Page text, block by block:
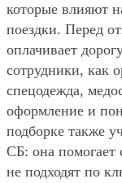
которые влияют
поездки. Перед
оплачивает
сотрудники, как
спецодежда,
оформление и
подборке также
СБ: она помогает
не подходят по